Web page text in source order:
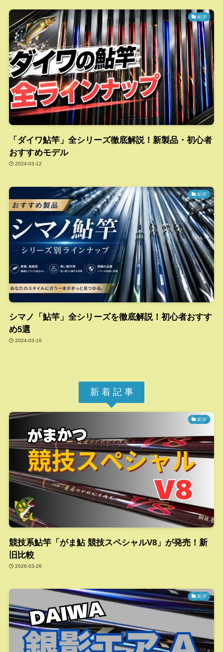
鮎竿
「ダイワ鮎竿」全シリーズ徹底解説！新製品・初心者
おすすめモデル
2024-03-12
鮎竿
シマノ「鮎竿」全シリーズを徹底解説！初心者おすす
め5選
2024-03-16
新 着 記 事
鮎竿
競技系鮎竿「がま鮎 競技スペシャルV8」が発売！新
旧比較
2026-03-26
鮎竿